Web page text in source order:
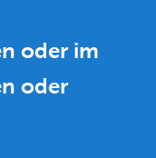
oder im
oder